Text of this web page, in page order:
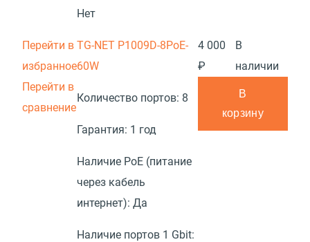
Нет
Перейти в
избранное
Перейти в
сравнение
TG-NET P1009D-8PoE-
60W
Количество портов: 8
Гарантия: 1 год
Наличие PoE (питание
через кабель
интернет): Да
Наличие портов 1 Gbit:
4 000
₽
В
наличии
В
корзину